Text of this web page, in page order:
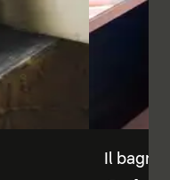
Il